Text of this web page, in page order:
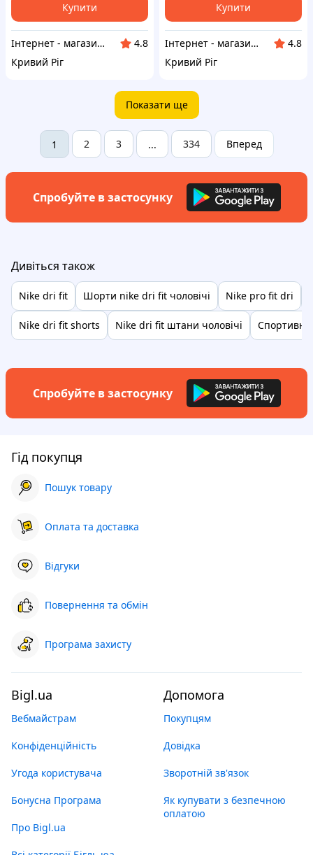
Купити
Інтернет - магазин " Закупка онлайн "
4.8
Кривий Ріг
Купити
Інтернет - магазин " Закупка онлайн "
4.8
Кривий Ріг
Показати ще
1 2 3 ... 334 Вперед
Спробуйте в застосунку
Дивіться також
Nike dri fit Шорти nike dri fit чоловічі Nike pro fit dri
Nike dri fit shorts Nike dri fit штани чоловічі
Спробуйте в застосунку
Гід покупця
Пошук товару
Оплата та доставка
Відгуки
Повернення та обмін
Програма захисту
Bigl.ua
Вебмайстрам
Конфіденційність
Угода користувача
Бонусна Програма
Про Bigl.ua
Допомога
Покупцям
Довідка
Зворотній зв'язок
Як купувати з безпечною
оплатою